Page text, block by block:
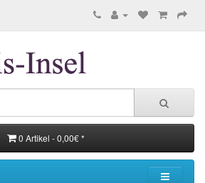
0 Artikel - 0,00€ *